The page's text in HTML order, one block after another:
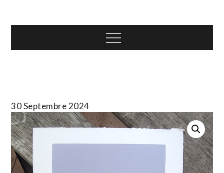
T.TOTH Menu
30 Septembre 2024